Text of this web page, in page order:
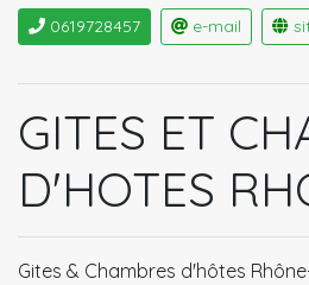
0619728457 e-mail
GITES ET
D'HOTES
Gites & Chambres d'hôtes